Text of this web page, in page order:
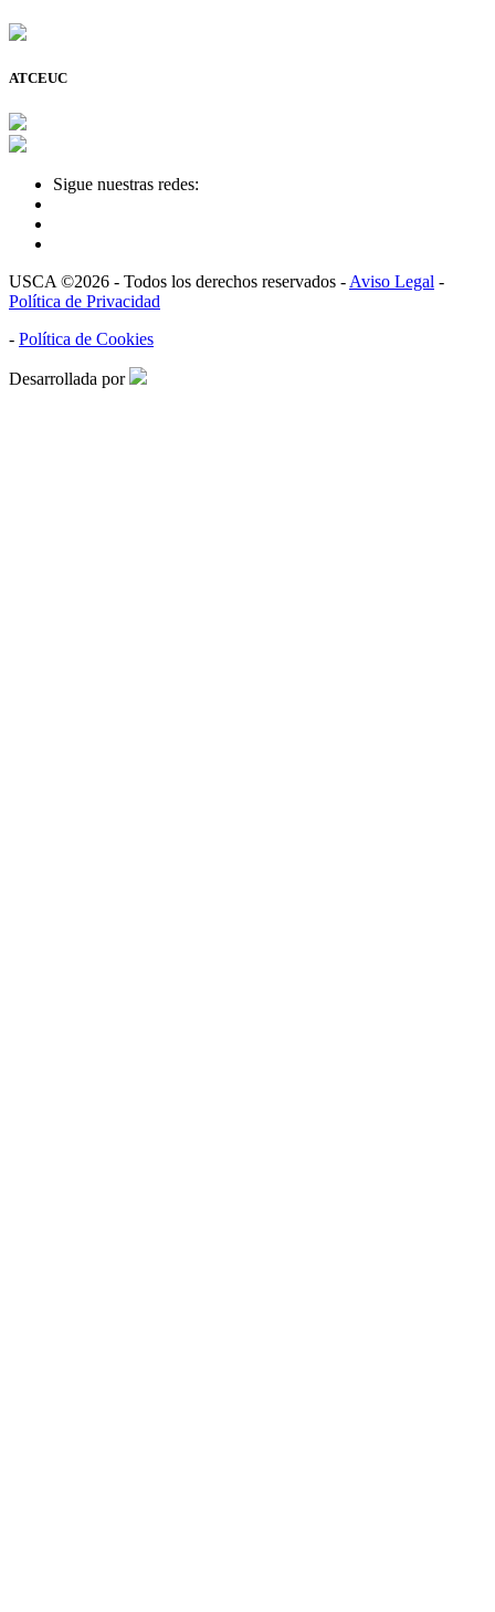
ATCEUC
Sigue nuestras redes:
USCA ©2026 - Todos los derechos reservados - Aviso Legal -
Política de Privacidad
- Política de Cookies
Desarrollada por